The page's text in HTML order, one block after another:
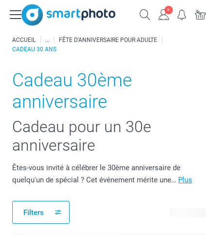
ACCUEIL
FÊTE D'ANNIVERSAIRE POUR ADULTE
CADEAU 30 ANS
Cadeau 30ème
anniversaire
Cadeau pour un 30e
anniversaire
Êtes-vous invité à célébrer le 30ème anniversaire de
quelqu'un de spécial ? Cet événement mérite une… Plus
Filters